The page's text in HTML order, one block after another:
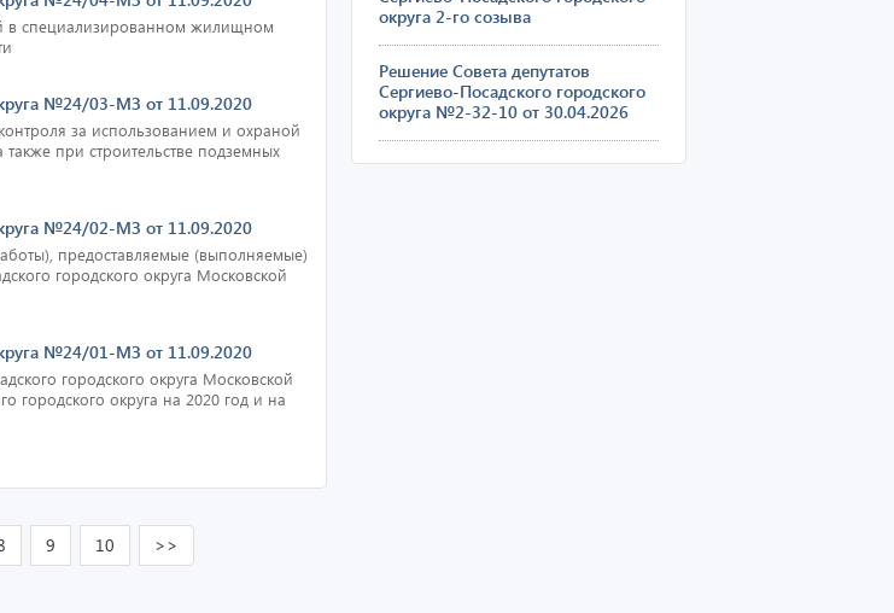
в специализированном жилищном
№24/03-МЗ от 11.09.2020
за использованием и охраной
при строительстве подземных
№24/02-МЗ от 11.09.2020
предоставляемые (выполняемые)
городского округа Московской
№24/01-МЗ от 11.09.2020
городского округа Московской
городского округа на 2020 год и на
9 10 >>
округа 2-го созыва
Решение Совета депутатов
Сергиево-Посадского городского
округа №2-32-10 от 30.04.2026